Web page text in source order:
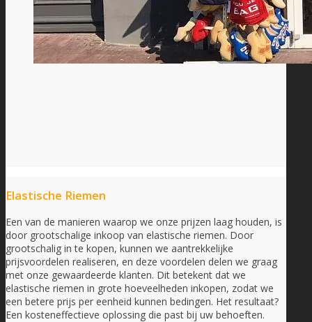
Elastische Riemen
Een van de manieren waarop we onze prijzen laag houden, is
door grootschalige inkoop van elastische riemen. Door
grootschalig in te kopen, kunnen we aantrekkelijke
prijsvoordelen realiseren, en deze voordelen delen we graag
met onze gewaardeerde klanten. Dit betekent dat we
elastische riemen in grote hoeveelheden inkopen, zodat we
een betere prijs per eenheid kunnen bedingen. Het resultaat?
Een kosteneffectieve oplossing die past bij uw behoeften.